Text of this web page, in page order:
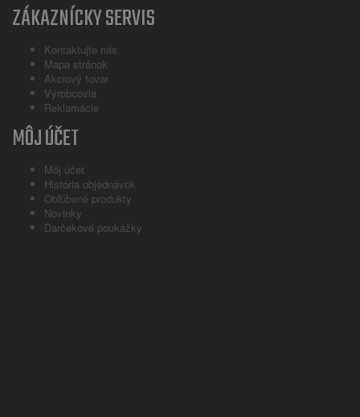
ZÁKAZNÍCKY SERVIS
Kontaktujte nás
Mapa stránok
Akciový tovar
Výrobcovia
Reklamácie
MÔJ ÚČET
Môj účet
História objednávok
Obľúbené produkty
Novinky
Darčekové poukážky